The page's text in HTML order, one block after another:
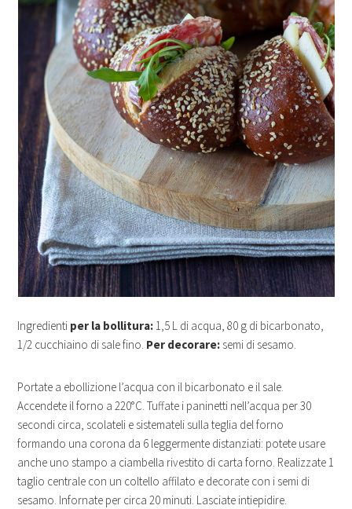
Ingredienti per la bollitura: 1,5 L di acqua, 80 g di bicarbonato,
1/2 cucchiaino di sale fino. Per decorare: semi di sesamo.
Portate a ebollizione l’acqua con il bicarbonato e il sale.
Accendete il forno a 220°C. Tuffate i paninetti nell’acqua per 30
secondi circa, scolateli e sistemateli sulla teglia del forno
formando una corona da 6 leggermente distanziati: potete usare
anche uno stampo a ciambella rivestito di carta forno. Realizzate 1
taglio centrale con un coltello affilato e decorate con i semi di
sesamo. Infornate per circa 20 minuti. Lasciate intiepidire.